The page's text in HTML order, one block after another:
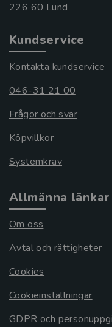
Kundservice
Kontakta kundservice
046-31 21 00
Frågor och svar
Köpvillkor
Systemkrav
Allmänna länkar
Om oss
Avtal och rättigheter
Cookies
Cookieinställningar
GDPR och